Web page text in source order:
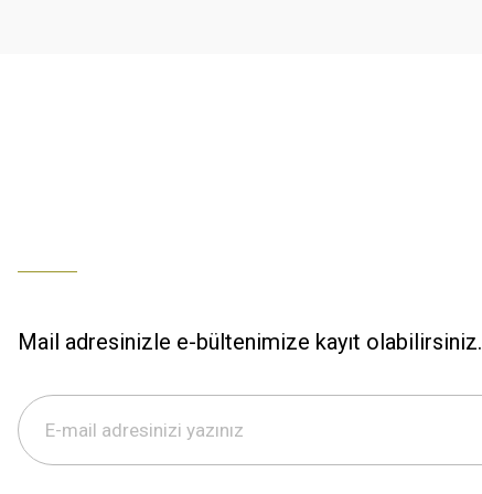
S... M... | 29/12/2025
Mail adresinizle e-bültenimize kayıt olabilirsiniz.